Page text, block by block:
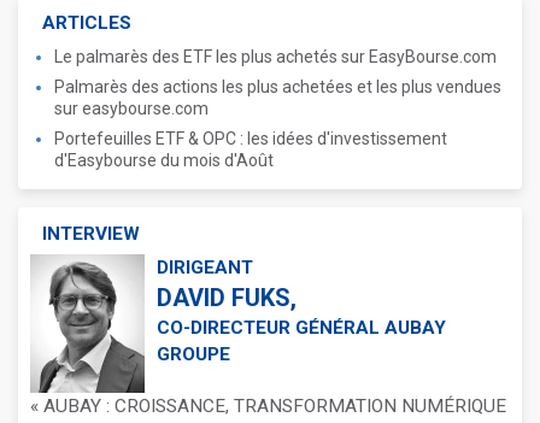
ARTICLES
Le palmarès des ETF les plus achetés sur EasyBourse.com
Palmarès des actions les plus achetées et les plus vendues
sur easybourse.com
Portefeuilles ETF & OPC : les idées d'investissement
d'Easybourse du mois d'Août
INTERVIEW
DIRIGEANT
DAVID FUKS,
CO-DIRECTEUR GÉNÉRAL AUBAY
GROUPE
« AUBAY : CROISSANCE, TRANSFORMATION NUMÉRIQUE